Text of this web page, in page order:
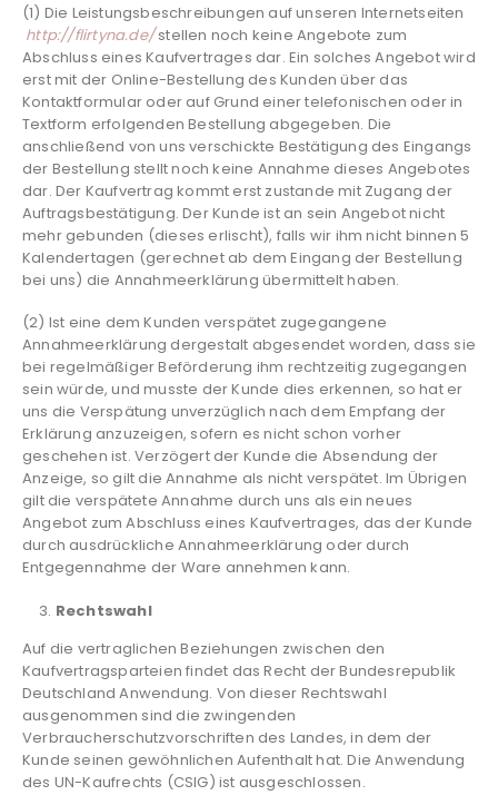
(1) Die Leistungsbeschreibungen auf unseren Internetseiten
http://flirtyna.de/stellen noch keine Angebote zum
Abschluss eines Kaufvertrages dar. Ein solches Angebot wird
erst mit der Online-Bestellung des Kunden über das
Kontaktformular oder auf Grund einer telefonischen oder in
Textform erfolgenden Bestellung abgegeben. Die
anschließend von uns verschickte Bestätigung des Eingangs
der Bestellung stellt noch keine Annahme dieses Angebotes
dar. Der Kaufvertrag kommt erst zustande mit Zugang der
Auftragsbestätigung. Der Kunde ist an sein Angebot nicht
mehr gebunden (dieses erlischt), falls wir ihm nicht binnen 5
Kalendertagen (gerechnet ab dem Eingang der Bestellung
bei uns) die Annahmeerklärung übermittelt haben.
(2) Ist eine dem Kunden verspätet zugegangene
Annahmeerklärung dergestalt abgesendet worden, dass sie
bei regelmäßiger Beförderung ihm rechtzeitig zugegangen
sein würde, und musste der Kunde dies erkennen, so hat er
uns die Verspätung unverzüglich nach dem Empfang der
Erklärung anzuzeigen, sofern es nicht schon vorher
geschehen ist. Verzögert der Kunde die Absendung der
Anzeige, so gilt die Annahme als nicht verspätet. Im Übrigen
gilt die verspätete Annahme durch uns als ein neues
Angebot zum Abschluss eines Kaufvertrages, das der Kunde
durch ausdrückliche Annahmeerklärung oder durch
Entgegennahme der Ware annehmen kann.
Rechtswahl
Auf die vertraglichen Beziehungen zwischen den
Kaufvertragsparteien findet das Recht der Bundesrepublik
Deutschland Anwendung. Von dieser Rechtswahl
ausgenommen sind die zwingenden
Verbraucherschutzvorschriften des Landes, in dem der
Kunde seinen gewöhnlichen Aufenthalt hat. Die Anwendung
des UN-Kaufrechts (CSIG) ist ausgeschlossen.